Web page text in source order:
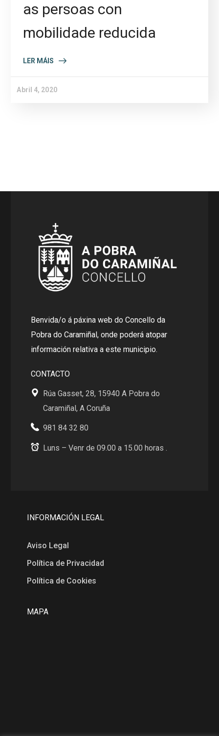
as persoas con
mobilidade reducida
LER MÁIS
Abril 4, 2020
Benvida/o á páxina web do Concello da
Pobra do Caramiñal, onde poderá atopar
información relativa a este municipio.
CONTACTO
Rúa Gasset, 28, 15940 A Pobra do
Caramiñal, A Coruña
981 84 32 80
Luns – Venr de 09.00 a 15.00 horas .
INFORMACIÓN LEGAL
Aviso Legal
Política de Privacidad
Política de Cookies
MAPA